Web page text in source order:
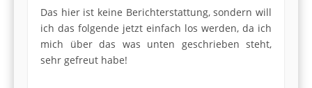
Das hier ist keine Berichterstattung, sondern will
ich das folgende jetzt einfach los werden, da ich
mich über das was unten geschrieben steht,
sehr gefreut habe!